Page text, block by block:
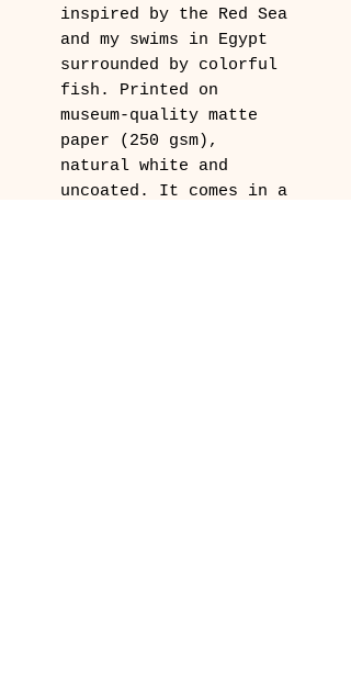
inspired by the Red Sea
and my swims in Egypt
surrounded by colorful
fish. Printed on
museum-quality matte
paper (250 gsm),
natural white and
uncoated. It comes in a